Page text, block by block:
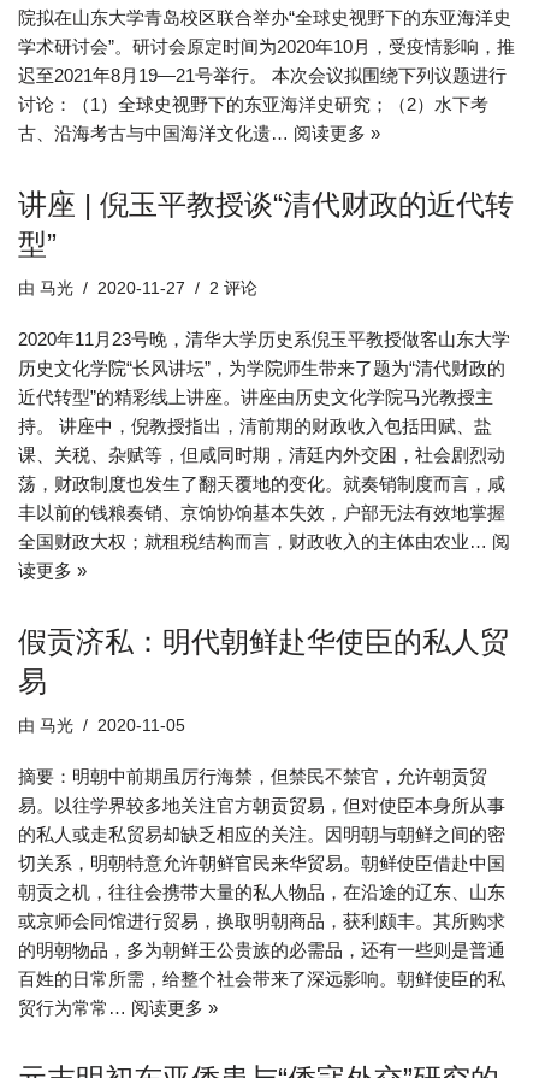
院拟在山东大学青岛校区联合举办“全球史视野下的东亚海洋史
学术研讨会”。研讨会原定时间为2020年10月，受疫情影响，推
迟至2021年8月19—21号举行。 本次会议拟围绕下列议题进行
讨论：（1）全球史视野下的东亚海洋史研究；（2）水下考
古、沿海考古与中国海洋文化遗… 阅读更多 »
讲座 | 倪玉平教授谈“清代财政的近代转
型”
由 马光 2020-11-27 2 评论
2020年11月23号晚，清华大学历史系倪玉平教授做客山东大学
历史文化学院“长风讲坛”，为学院师生带来了题为“清代财政的
近代转型”的精彩线上讲座。讲座由历史文化学院马光教授主
持。 讲座中，倪教授指出，清前期的财政收入包括田赋、盐
课、关税、杂赋等，但咸同时期，清廷内外交困，社会剧烈动
荡，财政制度也发生了翻天覆地的变化。就奏销制度而言，咸
丰以前的钱粮奏销、京饷协饷基本失效，户部无法有效地掌握
全国财政大权；就租税结构而言，财政收入的主体由农业… 阅
读更多 »
假贡济私：明代朝鲜赴华使臣的私人贸
易
由 马光 2020-11-05
摘要：明朝中前期虽厉行海禁，但禁民不禁官，允许朝贡贸
易。以往学界较多地关注官方朝贡贸易，但对使臣本身所从事
的私人或走私贸易却缺乏相应的关注。因明朝与朝鲜之间的密
切关系，明朝特意允许朝鲜官民来华贸易。朝鲜使臣借赴中国
朝贡之机，往往会携带大量的私人物品，在沿途的辽东、山东
或京师会同馆进行贸易，换取明朝商品，获利颇丰。其所购求
的明朝物品，多为朝鲜王公贵族的必需品，还有一些则是普通
百姓的日常所需，给整个社会带来了深远影响。朝鲜使臣的私
贸行为常常… 阅读更多 »